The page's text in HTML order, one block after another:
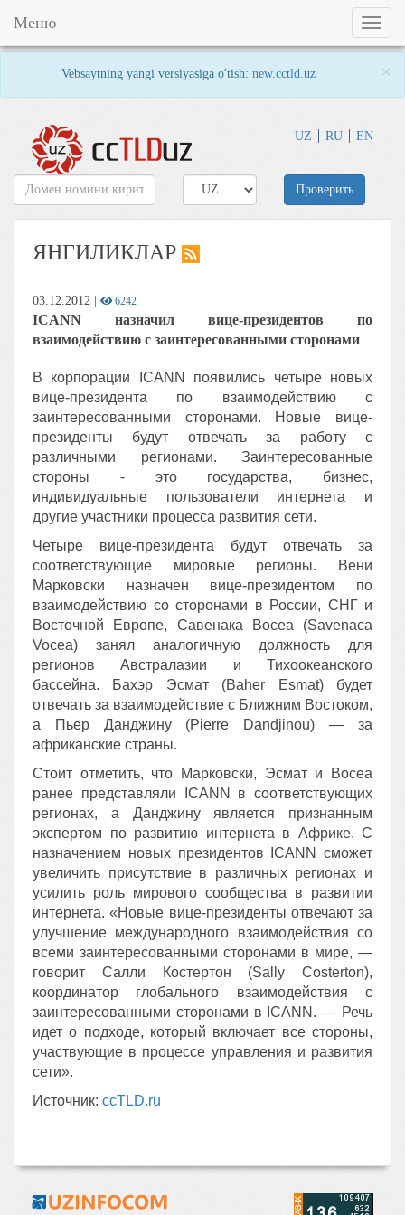
Vebsaytning yangi versiyasiga o'tish: new.cctld.uz ×
UZ RU EN
Toggle
Меню
Проверить
ЯНГИЛИКЛАР
03.12.2012 6242
ICANN назначил вице-президентов по
взаимодействию с заинтересованными сторонами
В корпорации ICANN появились четыре новых
вице-президента по взаимодействию с
заинтересованными сторонами. Новые вице-
президенты будут отвечать за работу с
различными регионами. Заинтересованные
стороны - это государства, бизнес,
индивидуальные пользователи интернета и
другие участники процесса развития сети.
Четыре вице-президента будут отвечать за
соответствующие мировые регионы. Вени
Марковски назначен вице-президентом по
взаимодействию со сторонами в России, СНГ и
Восточной Европе, Савенака Восеа (Savenaca
Vocea) занял аналогичную должность для
регионов Австралазии и Тихоокеанского
бассейна. Баxэр Эсмат (Baher Esmat) будет
отвечать за взаимодействие с Ближним Востоком,
а Пьер Данджину (Pierre Dandjinou) — за
африканские страны.
Стоит отметить, что Марковски, Эсмат и Восеа
ранее представляли ICANN в соответствующих
регионах, а Данджину является признанным
экспертом по развитию интернета в Африке. С
назначением новых президентов ICANN сможет
увеличить присутствие в различных регионах и
усилить роль мирового сообщества в развитии
интернета. «Новые вице-президенты отвечают за
улучшение международного взаимодействия со
всеми заинтересованными сторонами в мире, —
говорит Салли Костертон (Sally Costerton),
координатор глобального взаимодействия с
заинтересованными сторонами в ICANN. — Речь
идет о подходе, который включает все стороны,
участвующие в процессе управления и развития
сети».
Источник: ccTLD.ru